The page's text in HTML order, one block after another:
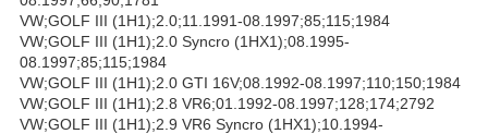
VW;GOLF III (1H1);2.0;11.1991-08.1997;85;115;1984
VW;GOLF III (1H1);2.0 Syncro (1HX1);08.1995-
08.1997;85;115;1984
VW;GOLF III (1H1);2.0 GTI 16V;08.1992-08.1997;110;150;1984
VW;GOLF III (1H1);2.8 VR6;01.1992-08.1997;128;174;2792
VW;GOLF III (1H1);2.9 VR6 Syncro (1HX1);10.1994-